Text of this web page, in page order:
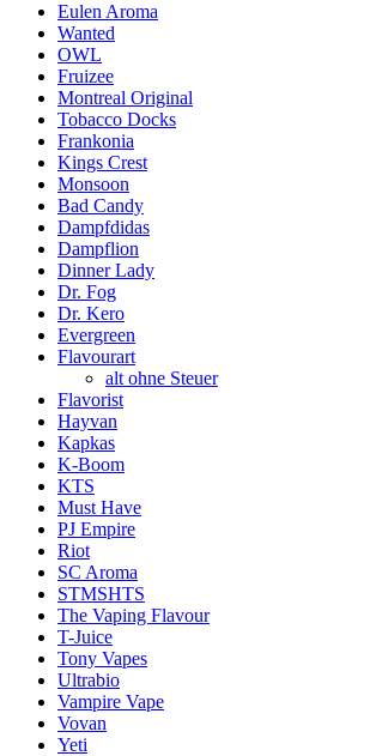
Eulen Aroma
Wanted
OWL
Fruizee
Montreal Original
Tobacco Docks
Frankonia
Kings Crest
Monsoon
Bad Candy
Dampfdidas
Dampflion
Dinner Lady
Dr. Fog
Dr. Kero
Evergreen
Flavourart
alt ohne Steuer
Flavorist
Hayvan
Kapkas
K-Boom
KTS
Must Have
PJ Empire
Riot
SC Aroma
STMSHTS
The Vaping Flavour
T-Juice
Tony Vapes
Ultrabio
Vampire Vape
Vovan
Yeti